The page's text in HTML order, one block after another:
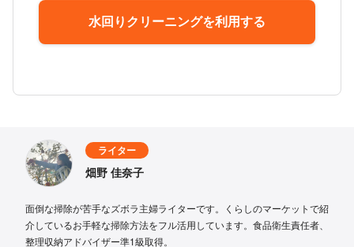
水回りクリーニングを利用する
ライター
畑野 佳奈子
面倒な掃除が苦手なズボラ主婦ライターです。くらしのマーケットで紹
介しているお手軽な掃除方法をフル活用しています。食品衛生責任者、
整理収納アドバイザー準1級取得。